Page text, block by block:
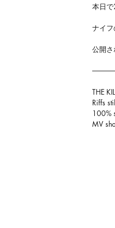
本日
ナイ
公開
THE
Riffs
100%
MV